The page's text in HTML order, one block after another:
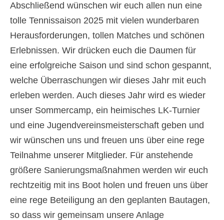
Abschließend wünschen wir euch allen nun eine
tolle Tennissaison 2025 mit vielen wunderbaren
Herausforderungen, tollen Matches und schönen
Erlebnissen. Wir drücken euch die Daumen für
eine erfolgreiche Saison und sind schon gespannt,
welche Überraschungen wir dieses Jahr mit euch
erleben werden. Auch dieses Jahr wird es wieder
unser Sommercamp, ein heimisches LK-Turnier
und eine Jugendvereinsmeisterschaft geben und
wir wünschen uns und freuen uns über eine rege
Teilnahme unserer Mitglieder. Für anstehende
größere Sanierungsmaßnahmen werden wir euch
rechtzeitig mit ins Boot holen und freuen uns über
eine rege Beteiligung an den geplanten Bautagen,
so dass wir gemeinsam unsere Anlage